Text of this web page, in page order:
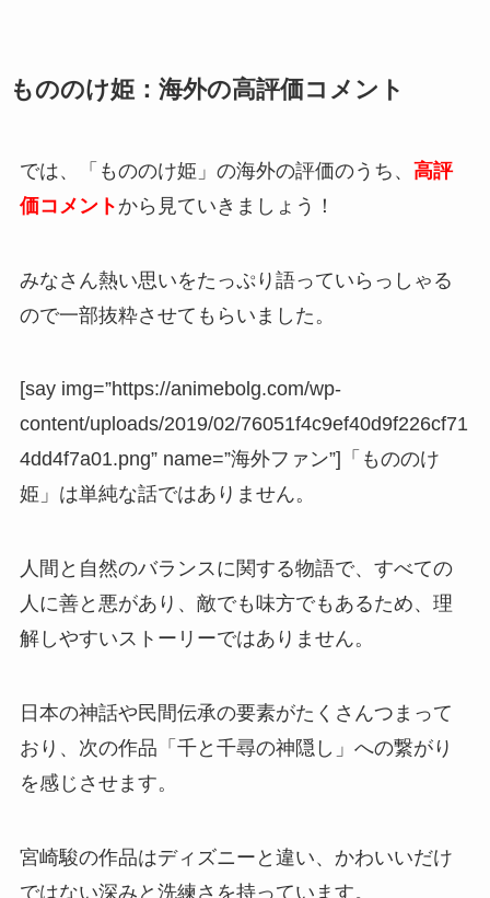
もののけ姫：海外の高評価コメント
では、「もののけ姫」の海外の評価のうち、 高評
価コメント から見ていきましょう！
みなさん熱い思いをたっぷり語っていらっしゃる
ので一部抜粋させてもらいました。
[say img=”https://animebolg.com/wp-
content/uploads/2019/02/76051f4c9ef40d9f226cf71
4dd4f7a01.png” name=”海外ファン”]「もののけ
姫」は単純な話ではありません。
人間と自然のバランスに関する物語で、すべての
人に善と悪があり、敵でも味方でもあるため、理
解しやすいストーリーではありません。
日本の神話や民間伝承の要素がたくさんつまって
おり、次の作品「千と千尋の神隠し」への繋がり
を感じさせます。
宮崎駿の作品はディズニーと違い、かわいいだけ
ではない深みと洗練さを持っています。